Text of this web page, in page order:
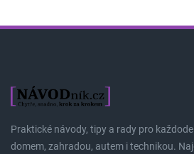
Praktické návody, tipy a rady pro
domem, zahradou, autem i technikou.